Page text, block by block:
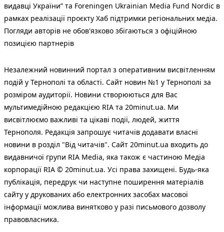
видавці України” та Foreningen Ukrainian Media Fund Nordic в
рамках реалізації проєкту Хаб підтримки регіональних медіа.
Погляди авторів не обов'язково збігаються з офіційною
позицією партнерів
Незалежний новинний портал з оперативним висвітленням
подій у Тернополі та області. Сайт новин №1 у Тернополі за
розміром аудиторії. Новини створюються для Вас
мультимедійною редакцією RIA та 20minut.ua. Ми
висвітлюємо важливі та цікаві події, людей, життя
Тернополя. Редакція запрошує читачів додавати власні
новини в розділ "Від читачів". Сайт 20minut.ua входить до
видавничої групи RIA Media, яка також є частиною Медіа
корпорації RIA © 20minut.ua. Усі права захищені. Будь-яка
публiкацiя, передрук чи наступне поширення матеріалів
сайту у друкованих або електронних засобах масової
інформації можлива винятково у разі письмового дозволу
правовласника.